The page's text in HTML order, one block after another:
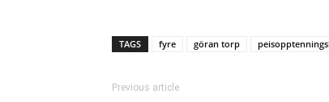
TAGS fyre göran torp
Previous article